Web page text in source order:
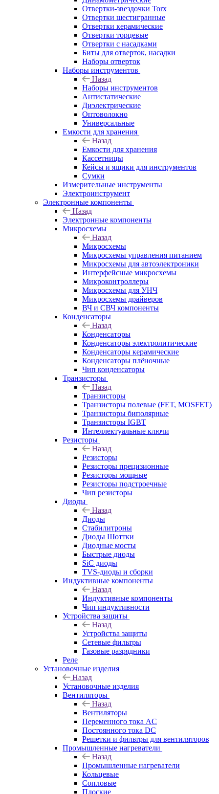
Отвертки-звездочки Torx
Отвертки шестигранные
Отвертки керамические
Отвертки торцевые
Отвертки с насадками
Биты для отверток, насадки
Наборы отверток
Наборы инструментов
Назад
Наборы инструментов
Антистатические
Диэлектрические
Оптоволокно
Универсальные
Емкости для хранения
Назад
Емкости для хранения
Кассетницы
Кейсы и ящики для инструментов
Сумки
Измерительные инструменты
Электроинструмент
Электронные компоненты
Назад
Электронные компоненты
Микросхемы
Назад
Микросхемы
Микросхемы управления питанием
Микросхемы для автоэлектроники
Интерфейсные микросхемы
Микроконтроллеры
Микросхемы для УНЧ
Микросхемы драйверов
ВЧ и СВЧ компоненты
Конденсаторы
Назад
Конденсаторы
Конденсаторы электролитические
Конденсаторы керамические
Конденсаторы плёночные
Чип конденсаторы
Транзисторы
Назад
Транзисторы
Транзисторы полевые (FET, MOSFET)
Транзисторы биполярные
Транзисторы IGBT
Интеллектуальные ключи
Резисторы
Назад
Резисторы
Резисторы прецизионные
Резисторы мощные
Резисторы подстроечные
Чип резисторы
Диоды
Назад
Диоды
Стабилитроны
Диоды Шоттки
Диодные мосты
Быстрые диоды
SiC диоды
TVS-диоды и сборки
Индуктивные компоненты
Назад
Индуктивные компоненты
Чип индуктивности
Устройства защиты
Назад
Устройства защиты
Сетевые фильтры
Газовые разрядники
Реле
Установочные изделия
Назад
Установочные изделия
Вентиляторы
Назад
Вентиляторы
Переменного тока AC
Постоянного тока DC
Решетки и фильтры для вентиляторов
Промышленные нагреватели
Назад
Промышленные нагреватели
Кольцевые
Сопловые
Плоские